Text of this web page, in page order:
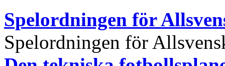
Spelordningen för
Spelordningen för